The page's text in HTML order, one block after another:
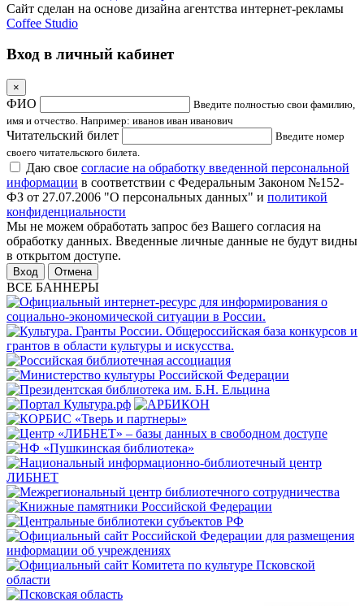
Сайт сделан на основе дизайна агентства интернет-рекламы
Coffee Studio
Вход в личный кабинет
×
ФИО
Введите полностью свои фамилию,
имя и отчество. Например: иванов иван иванович
Читательский билет
Введите номер
своего читательского билета.
Даю свое согласие на обработку введенной персональной
информации в соответствии с Федеральным Законом №152-
ФЗ от 27.07.2006 "О персональных данных" и политикой
конфиденциальности
Мы не можем обработать запрос без Вашего согласия на
обработку данных. Введенные личные данные не будут видны
в открытом доступе.
Отмена
ВСЕ БАННЕРЫ